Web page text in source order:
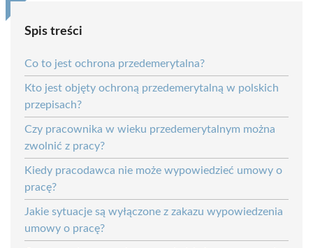
Spis treści
Co to jest ochrona przedemerytalna?
Kto jest objęty ochroną przedemerytalną w polskich
przepisach?
Czy pracownika w wieku przedemerytalnym można
zwolnić z pracy?
Kiedy pracodawca nie może wypowiedzieć umowy o
pracę?
Jakie sytuacje są wyłączone z zakazu wypowiedzenia
umowy o pracę?